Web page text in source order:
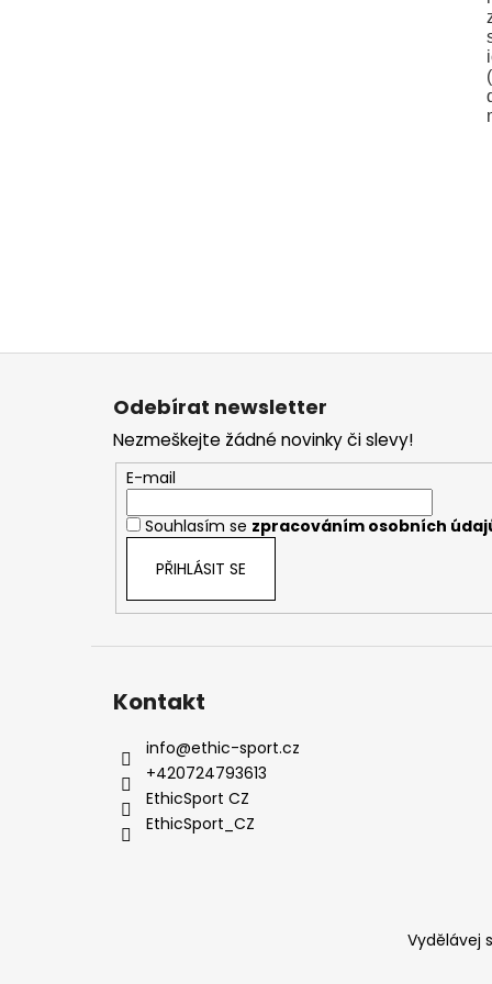
(
Z
Odebírat newsletter
Nezmeškejte žádné novinky či slevy!
E-mail
Souhlasím se zpracováním osobních
PŘIHLÁSIT SE
Kontakt
info@ethic-sport.cz
+420724793613
EthicSport CZ
EthicSport_CZ
Vydělávej